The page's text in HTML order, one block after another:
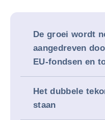
De groei wordt
aangedreven
EU-fondsen en
Het dubbele
staan